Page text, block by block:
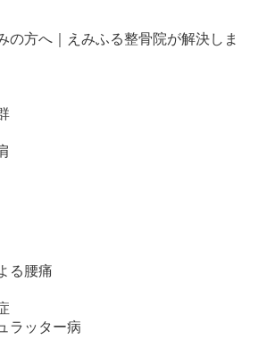
の方へ｜えみふる整骨院が解決しま
る腰痛
ラッター病